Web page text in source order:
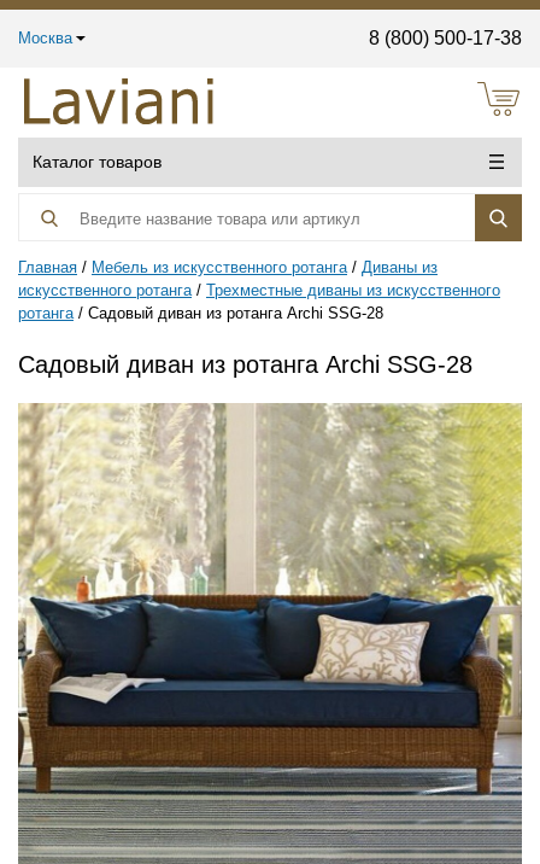
Москва 8 (800) 500-17-38
Каталог товаров
Главная Мебель из искусственного ротанга
Диваны из
искусственного ротанга
Трехместные диваны из искусственного
ротанга
Садовый диван из ротанга Archi SSG-28
Садовый диван из ротанга Archi SSG-28